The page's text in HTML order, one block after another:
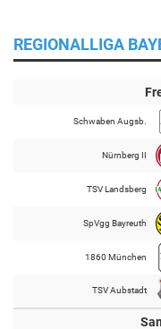
REGIONALLIGA
Schwaben Augsb.
Nürnberg II
TSV Landsberg
SpVgg Bayreuth
1860 München
TSV Aubstadt